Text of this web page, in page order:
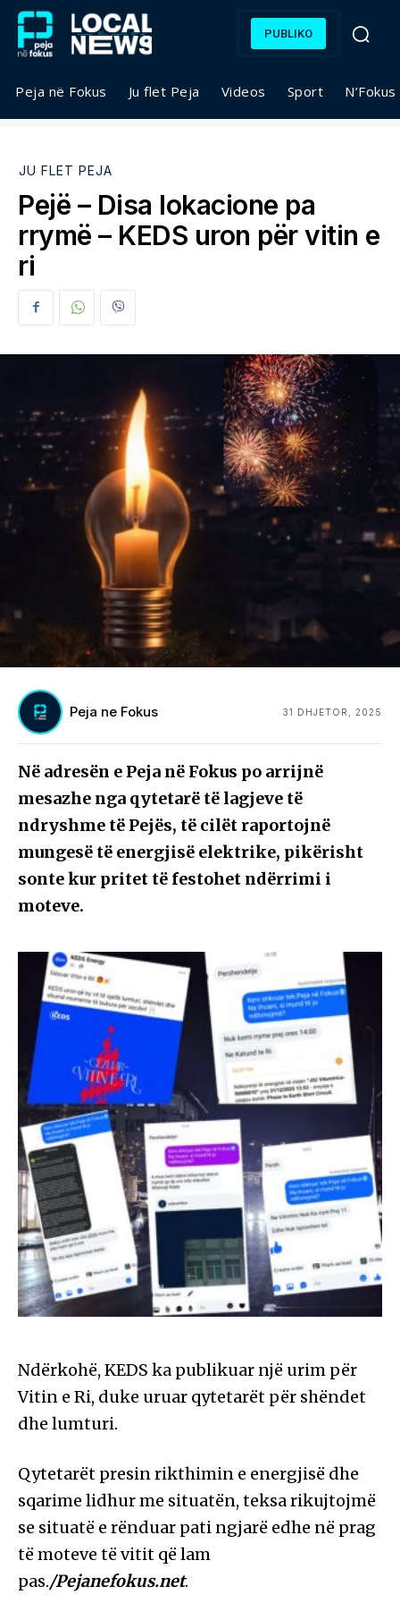
PUBLIKO
Peja në Fokus Ju flet Peja Videos Sport
JU FLET PEJA
Pejë – Disa lokacione pa
rrymë – KEDS uron për vitin e
ri
Peja ne Fokus 31 DHJETOR, 2025
Në adresën e Peja në Fokus po arrijnë
mesazhe nga qytetarë të lagjeve të
ndryshme të Pejës, të cilët raportojnë
mungesë të energjisë elektrike, pikërisht
sonte kur pritet të festohet ndërrimi i
moteve.
Ndërkohë, KEDS ka publikuar një urim për
Vitin e Ri, duke uruar qytetarët për shëndet
dhe lumturi.
Qytetarët presin rikthimin e energjisë dhe
sqarime lidhur me situatën, teksa rikujtojmë
se situatë e rënduar pati ngjarë edhe në prag
të moteve të vitit që lam
pas./Pejanefokus.net.